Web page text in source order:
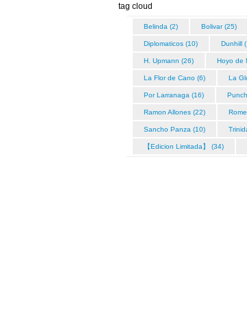
tag cloud
Belinda (2) Bolivar (25)
Diplomaticos (10) Dunhill
H. Upmann (26) Hoyo de
La Flor de Cano (6) La
Por Larranaga (16)
Ramon Allones (22)
Sancho Panza (10)
【Edicion Limitada】 (34)